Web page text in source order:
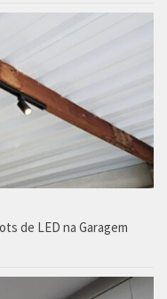
de LED na Garagem